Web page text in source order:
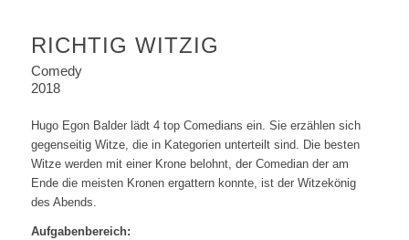
RICHTIG WITZIG
Comedy
2018
Hugo Egon Balder lädt 4 top Comedians ein. Sie erzählen sich
gegenseitig Witze, die in Kategorien unterteilt sind. Die besten
Witze werden mit einer Krone belohnt, der Comedian der am
Ende die meisten Kronen ergattern konnte, ist der Witzekönig
des Abends.
Aufgabenbereich: